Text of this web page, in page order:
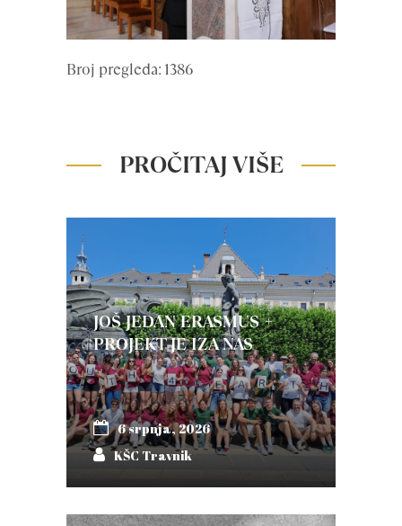
Broj pregleda: 1386
PROČITAJ VIŠE
JOŠ JEDAN ERASMUS +
PROJEKT JE IZA NAS
6 srpnja, 2026
KŠC Travnik